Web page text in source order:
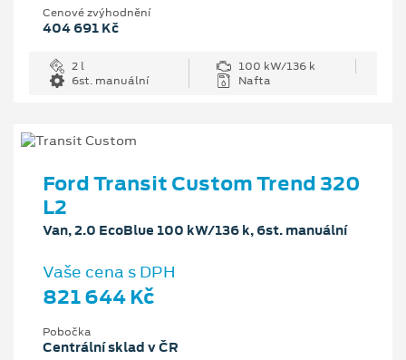
Cenové zvýhodnění
404 691 Kč
2 l
100 kW/136 k
6st. manuální
Nafta
Ford Transit Custom Trend 320
L2
Van, 2.0 EcoBlue 100 kW/136 k, 6st. manuální
Vaše cena s DPH
821 644 Kč
Pobočka
Centrální sklad v ČR